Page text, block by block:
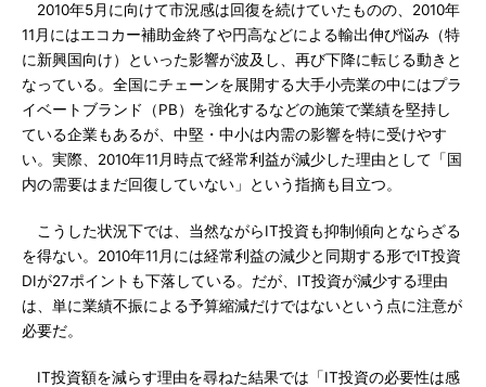
2010年5月に向けて市況感は回復を続けていたものの、2010年
11月にはエコカー補助金終了や円高などによる輸出伸び悩み（特
に新興国向け）といった影響が波及し、再び下降に転じる動きと
なっている。全国にチェーンを展開する大手小売業の中にはプラ
イベートブランド（PB）を強化するなどの施策で業績を堅持し
ている企業もあるが、中堅・中小は内需の影響を特に受けやす
い。実際、2010年11月時点で経常利益が減少した理由として「国
内の需要はまだ回復していない」という指摘も目立つ。
こうした状況下では、当然ながらIT投資も抑制傾向とならざる
を得ない。2010年11月には経常利益の減少と同期する形でIT投資
DIが27ポイントも下落している。だが、IT投資が減少する理由
は、単に業績不振による予算縮減だけではないという点に注意が
必要だ。
IT投資額を減らす理由を尋ねた結果では「IT投資の必要性は感